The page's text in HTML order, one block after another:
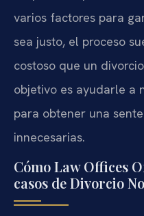
varios factores para
sea justo, el proceso
costoso que un
objetivo es ayudarle a
para obtener una
innecesarias.
Cómo Law Offices
casos de Divorcio